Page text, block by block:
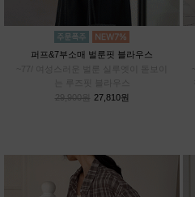
퍼프&7부소매 벌룬핏 블라우스
~77/ 여성스러운 벌룬 실루엣이 돋보이
는 루즈핏 블라우스
29,900원 27,810원